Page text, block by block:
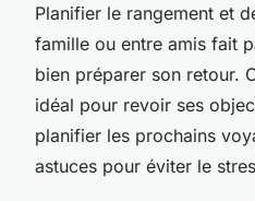
Planifier le rangement et
famille ou entre amis fait
bien préparer son retour.
idéal pour revoir ses
planifier les prochains
astuces pour éviter le